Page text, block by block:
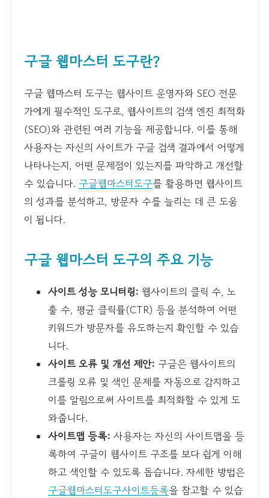
구글 웹마스터 도구란?
구글 웹마스터 도구는 웹사이트 운영자와 SEO 전문
가에게 필수적인 도구로, 웹사이트의 검색 엔진 최적화
(SEO)와 관련된 여러 기능을 제공합니다. 이를 통해
사용자는 자신의 사이트가 구글 검색 결과에서 어떻게
나타나는지, 어떤 문제점이 있는지를 파악하고 개선할
수 있습니다. 구글웹마스터도구를 활용하면 웹사이트
의 성과를 분석하고, 방문자 수를 늘리는 데 큰 도움
이 됩니다.
구글 웹마스터 도구의 주요 기능
사이트 성능 모니터링: 웹사이트의 클릭 수, 노
출 수, 평균 클릭률(CTR) 등을 분석하여 어떤
키워드가 방문자를 유도하는지 확인할 수 있습
니다.
사이트 오류 및 개선 제안: 구글은 웹사이트의
크롤링 오류 및 색인 문제를 자동으로 감지하고
이를 알림으로써 사이트를 최적화할 수 있게 도
와줍니다.
사이트맵 등록: 사용자는 자신의 사이트맵을 등
록하여 구글이 웹사이트 구조를 보다 쉽게 이해
하고 색인할 수 있도록 돕습니다. 자세한 방법은
구글웹마스터도구사이트등록을 참고할 수 있습